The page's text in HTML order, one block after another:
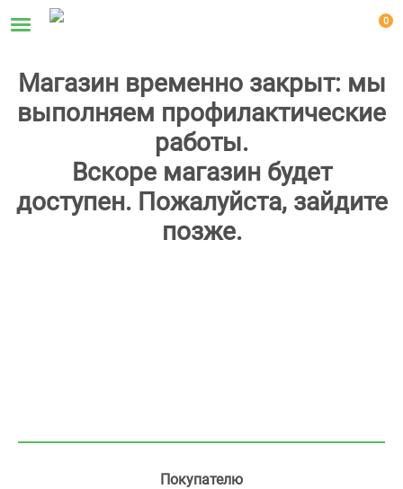
0
Магазин временно закрыт: мы
выполняем профилактические
работы.
Вскоре магазин будет
доступен. Пожалуйста, зайдите
позже.
Покупателю